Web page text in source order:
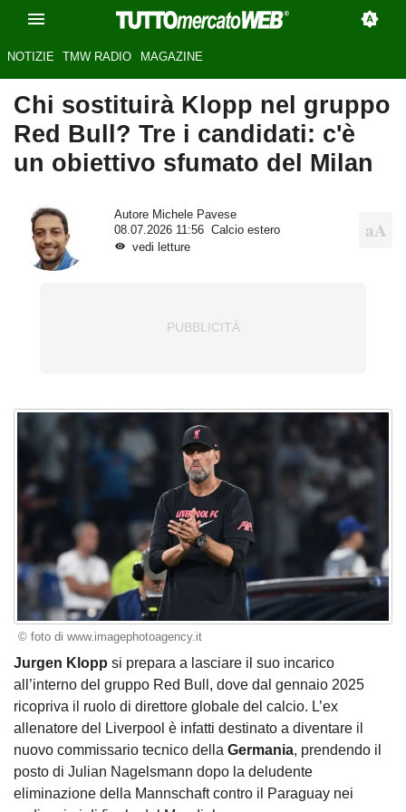
NOTIZIE TMW RADIO MAGAZINE
Chi sostituirà Klopp nel gruppo
Red Bull? Tre i candidati: c'è
un obiettivo sfumato del Milan
Autore Michele Pavese
08.07.2026 11:56
Calcio estero
vedi letture
© foto di www.imagephotoagency.it
Jurgen Klopp si prepara a lasciare il suo incarico
all’interno del gruppo Red Bull, dove dal gennaio 2025
ricopriva il ruolo di direttore globale del calcio. L’ex
allenatore del Liverpool è infatti destinato a diventare il
nuovo commissario tecnico della Germania, prendendo il
posto di Julian Nagelsmann dopo la deludente
eliminazione della Mannschaft contro il Paraguay nei